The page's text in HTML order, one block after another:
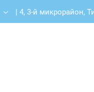
| 4, 3-й микрорайон,